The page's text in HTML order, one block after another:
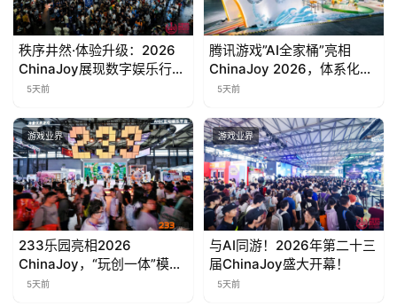
秩序井然·体验升级：2026
ChinaJoy展现数字娱乐行业
高质量发展新风貌
5天前
腾讯游戏”AI全家桶”亮相
ChinaJoy 2026，体系化探
索为玩家创造前沿体验
5天前
游戏业界
233乐园亮相2026
ChinaJoy，“玩创一体”模式
引关注
5天前
游戏业界
与AI同游！2026年第二十三
届ChinaJoy盛大开幕！
5天前